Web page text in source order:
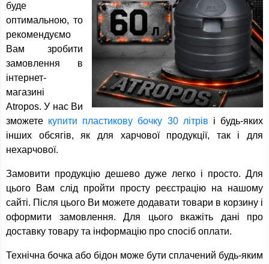
буде
оптимальною, то
рекомендуємо
Вам зробити
замовлення в
інтернет-
магазині
Atropos. У нас Ви
зможете купити пластикову бочку 30 літрів і будь-яких
інших обсягів, як для харчової продукції, так і для
нехарчової.
Замовити продукцію дешево дуже легко і просто. Для
цього Вам слід пройти просту реєстрацію на нашому
сайті. Після цього Ви можете додавати товари в корзину і
оформити замовлення. Для цього вкажіть дані про
доставку товару та інформацію про спосіб оплати.
Технічна бочка або бідон може бути сплачений будь-яким